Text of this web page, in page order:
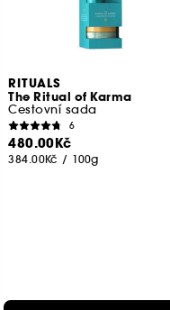
RITUALS
The Ritual of Karma
Cestovní sada
6
480.00Kč
384.00Kč / 100g